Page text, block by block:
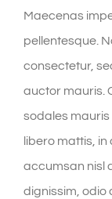
Maecenas
pellentesque.
consectetur,
auctor mauris.
sodales mauris
libero mattis,
accumsan nisl
dignissim, odio